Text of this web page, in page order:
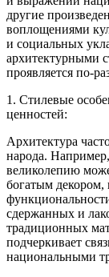
другие
воплощениями
и социальных
архитектурными
проявляется по-
1. Стилевые
ценностей:
Архитектура
народа.
великолепию
богатым декором,
сдержанных и
традиционных
подчеркивает
национальными